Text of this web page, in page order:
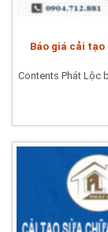
Báo giá cải
Contents Phát Lộc